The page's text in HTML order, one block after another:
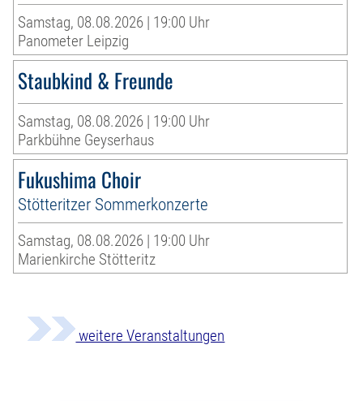
Samstag, 08.08.2026 | 19:00 Uhr
Panometer Leipzig
Staubkind & Freunde
Samstag, 08.08.2026 | 19:00 Uhr
Parkbühne Geyserhaus
Fukushima Choir
Stötteritzer Sommerkonzerte
Samstag, 08.08.2026 | 19:00 Uhr
Marienkirche Stötteritz
weitere Veranstaltungen